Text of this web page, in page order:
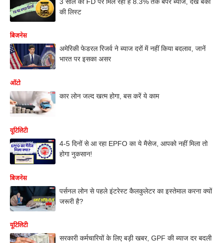
की लिस्ट
बिजनेस
अमेरिकी फेडरल रिजर्व ने ब्याज दरों में नहीं किया बदलाव, जानें
भारत पर इसका असर
ऑटो
कार लोन जल्द खत्म होगा, बस करें ये काम
यूटिलिटी
4-5 दिनों से आ रहा EPFO का ये मैसेज, आपको नहीं मिला तो
होगा नुकसान!
बिजनेस
पर्सनल लोन से पहले इंटरेस्ट कैलकुलेटर का इस्तेमाल करना क्यों
जरूरी है?
यूटिलिटी
सरकारी कर्मचारियों के लिए बड़ी खबर, GPF की ब्याज दर बदली